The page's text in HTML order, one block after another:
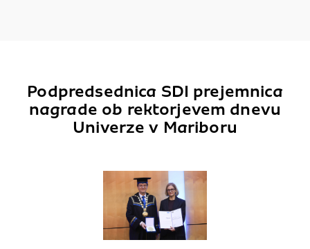
Podpredsednica SDI prejemnica
nagrade ob rektorjevem dnevu
Univerze v Mariboru